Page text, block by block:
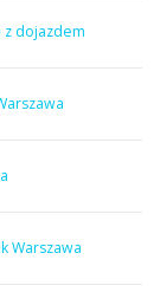
z dojazdem
Warszawa